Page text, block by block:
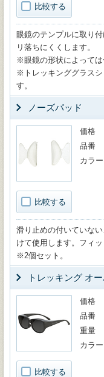
比較する
眼鏡のテンプルに取り
リ落ちにくくします。
※眼鏡の形状によっては
※トレッキンググラスシ
す。
ノーズパッド
比較する
価格
品番
カラー
滑り止めの付いていな
けて使用します。フィ
※2個セット。
トレッキング オ
比較する
価格
品番
重量
カラー